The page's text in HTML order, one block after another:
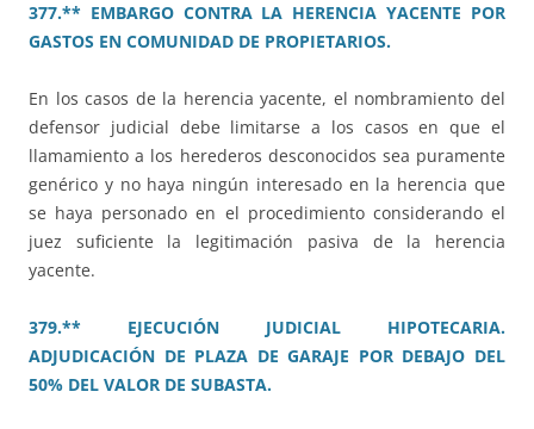
377.** EMBARGO CONTRA LA HERENCIA YACENTE POR
GASTOS EN COMUNIDAD DE PROPIETARIOS.
En los casos de la herencia yacente, el nombramiento del
defensor judicial debe limitarse a los casos en que el
llamamiento a los herederos desconocidos sea puramente
genérico y no haya ningún interesado en la herencia que
se haya personado en el procedimiento considerando el
juez suficiente la legitimación pasiva de la herencia
yacente.
379.** EJECUCIÓN JUDICIAL HIPOTECARIA.
ADJUDICACIÓN DE PLAZA DE GARAJE POR DEBAJO DEL
50% DEL VALOR DE SUBASTA.